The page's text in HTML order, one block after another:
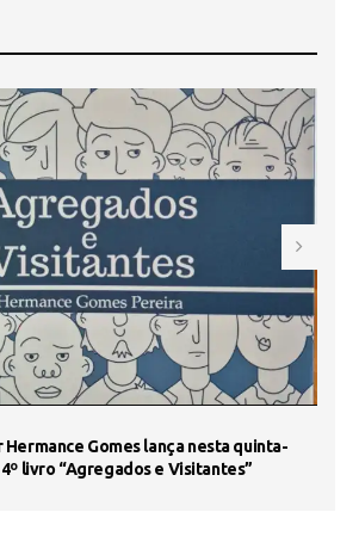
Gomes lança nesta quinta-
livro “Agregados e Visitantes”